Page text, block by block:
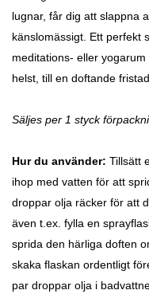
lugnar, får dig att slappna
känslomässigt. Ett perfekt
meditations- eller
helst, till en doftande
Säljes per 1 styck
Hur du använder: Tillsätt
ihop med vatten för att
droppar olja räcker för att
även t.ex. fylla en
sprida den härliga doften
skaka flaskan ordentligt
par droppar olja i